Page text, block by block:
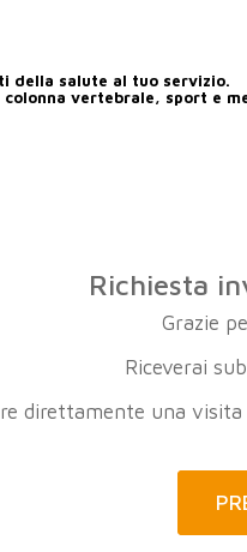
della salute al tuo servizio.
vertebrale, sport e
Richiesta
Grazie
Riceverai
direttamente una